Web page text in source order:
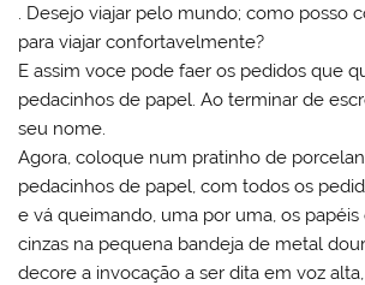
. Desejo viajar pelo mundo; como posso
para viajar confortavelmente?
E assim voce pode faer os pedidos que
pedacinhos de papel. Ao terminar de
seu nome.
Agora, coloque num pratinho de
pedacinhos de papel, com todos os
e vá queimando, uma por uma, os
cinzas na pequena bandeja de metal
decore a invocação a ser dita em voz